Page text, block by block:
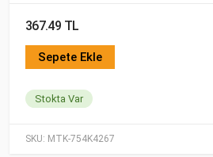
SKU: MTK-754K4267
367.49 TL
Sepete Ekle
Stokta Var